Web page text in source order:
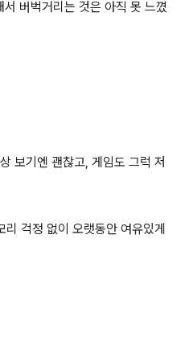
버벅거리는 것은 아직 못 느꼈
보기엔 괜찮고, 게임도 그럭 저
걱정 없이 오랫동안 여유있게